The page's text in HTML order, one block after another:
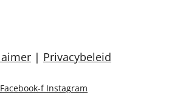
| Privacybeleid
Facebook-f Instagram